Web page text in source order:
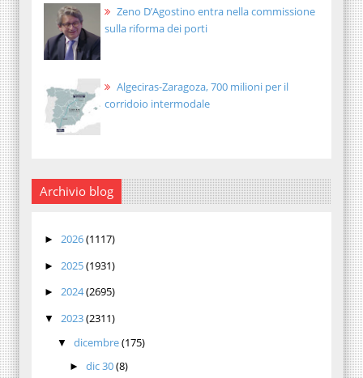
Zeno D’Agostino entra nella commissione
sulla riforma dei porti
Algeciras-Zaragoza, 700 milioni per il
corridoio intermodale
Archivio blog
► 2026(1117)
► 2025(1931)
► 2024(2695)
▼ 2023(2311)
▼ dicembre(175)
►dic 30(8)